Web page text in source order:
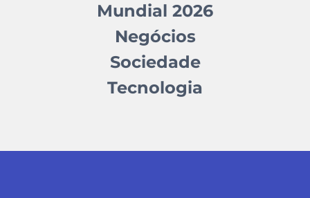
Mundial 2026
Negócios
Sociedade
Tecnologia